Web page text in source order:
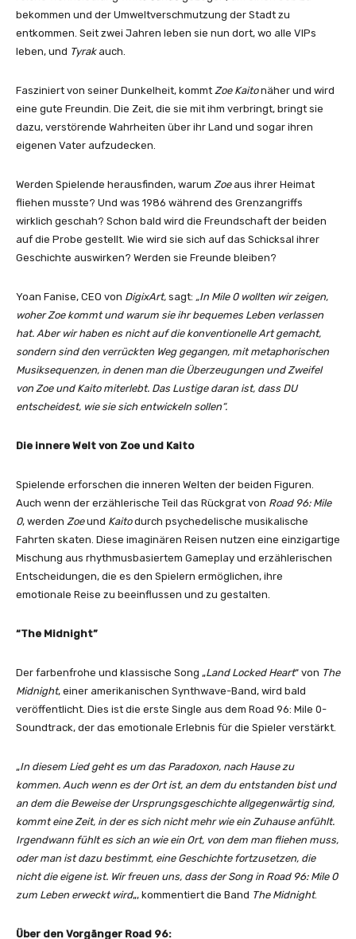
bekommen und der Umweltverschmutzung der Stadt zu
entkommen. Seit zwei Jahren leben sie nun dort, wo alle VIPs
leben, und Tyrakauch.
Fasziniert von seiner Dunkelheit, kommt Zoe Kaitonäher und wird
eine gute Freundin. Die Zeit, die sie mit ihm verbringt, bringt sie
dazu, verstörende Wahrheiten über ihr Land und sogar ihren
eigenen Vater aufzudecken.
Werden Spielende herausfinden, warum Zoeaus ihrer Heimat
fliehen musste? Und was 1986 während des Grenzangriffs
wirklich geschah? Schon bald wird die Freundschaft der beiden
auf die Probe gestellt. Wie wird sie sich auf das Schicksal ihrer
Geschichte auswirken? Werden sie Freunde bleiben?
Yoan Fanise, CEO von DigixArt, sagt: „In Mile 0 wollten wir zeigen,
woher Zoe kommt und warum sie ihr bequemes Leben verlassen
hat. Aber wir haben es nicht auf die konventionelle Art gemacht,
sondern sind den verrückten Weg gegangen, mit metaphorischen
Musiksequenzen, in denen man die Überzeugungen und Zweifel
von Zoe und Kaito miterlebt. Das Lustige daran ist, dass DU
entscheidest, wie sie sich entwickeln sollen“.
Die innere Welt von Zoe und Kaito
Spielende erforschen die inneren Welten der beiden Figuren.
Auch wenn der erzählerische Teil das Rückgrat von Road 96: Mile
0, werden Zoeund Kaitodurch psychedelische musikalische
Fahrten skaten. Diese imaginären Reisen nutzen eine einzigartige
Mischung aus rhythmusbasiertem Gameplay und erzählerischen
Entscheidungen, die es den Spielern ermöglichen, ihre
emotionale Reise zu beeinflussen und zu gestalten.
“The Midnight”
Der farbenfrohe und klassische Song „Land Locked Heart“ von The
Midnight, einer amerikanischen Synthwave-Band, wird bald
veröffentlicht. Dies ist die erste Single aus dem Road 96: Mile 0-
Soundtrack, der das emotionale Erlebnis für die Spieler verstärkt.
„In diesem Lied geht es um das Paradoxon, nach Hause zu
kommen. Auch wenn es der Ort ist, an dem du entstanden bist und
an dem die Beweise der Ursprungsgeschichte allgegenwärtig sind,
kommt eine Zeit, in der es sich nicht mehr wie ein Zuhause anfühlt.
Irgendwann fühlt es sich an wie ein Ort, von dem man fliehen muss,
oder man ist dazu bestimmt, eine Geschichte fortzusetzen, die
nicht die eigene ist. Wir freuen uns, dass der Song in Road 96: Mile 0
zum Leben erweckt wird„, kommentiert die Band The Midnight.
Über den Vorgänger Road 96: